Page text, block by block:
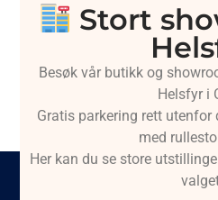
Stort
Besøk vår butikk og
Helsfyr i
Gratis parkering rett utenfor
med
Her kan du se store